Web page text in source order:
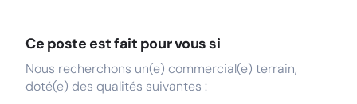
Ce poste est fait pour vous si
Nous recherchons un(e) commercial(e) terrain,
doté(e) des qualités suivantes :